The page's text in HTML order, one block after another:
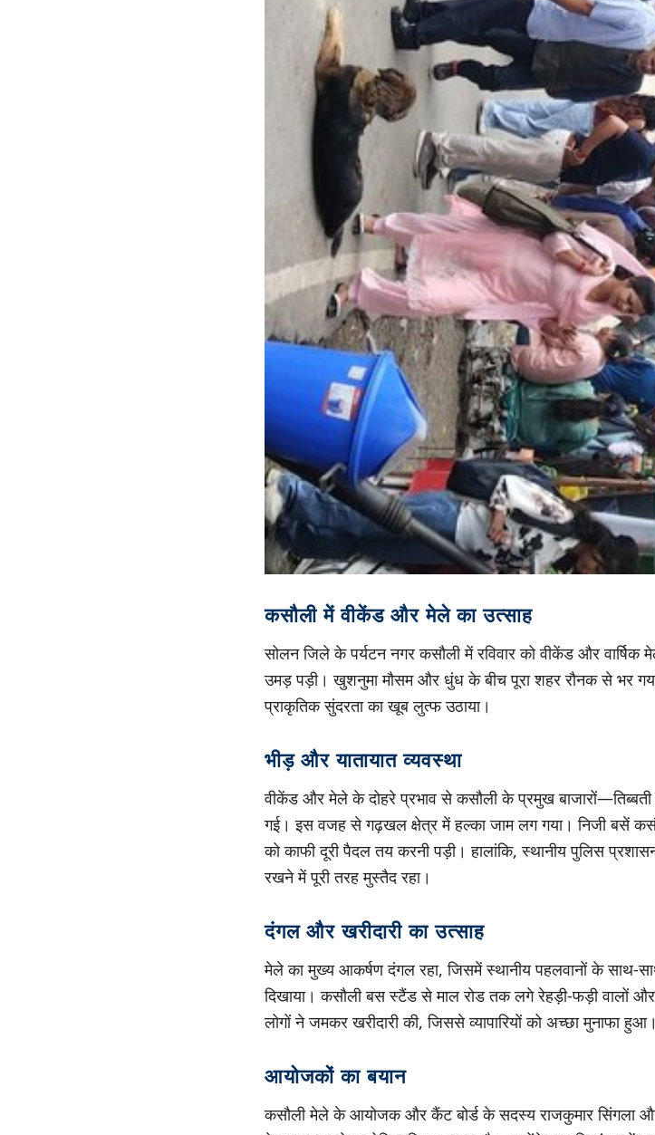
कसौली में वीकेंड और मेले का उत्साह
सोलन जिले के पर्यटन नगर कसौली में रविवार को वीकेंड और वार्षिक
उमड़ पड़ी। खुशनुमा मौसम और धुंध के बीच पूरा शहर रौनक से भर
प्राकृतिक सुंदरता का खूब लुत्फ उठाया।
भीड़ और यातायात व्यवस्था
वीकेंड और मेले के दोहरे प्रभाव से कसौली के प्रमुख
गई। इस वजह से गढ़खल क्षेत्र में हल्का जाम लग गया। निजी बसें
को काफी दूरी पैदल तय करनी पड़ी। हालांकि, स्थानीय पुलिस
रखने में पूरी तरह मुस्तैद रहा।
दंगल और खरीदारी का उत्साह
मेले का मुख्य आकर्षण दंगल रहा, जिसमें स्थानीय पहलवानों के साथ-
दिखाया। कसौली बस स्टैंड से माल रोड तक लगे रेहड़ी-फड़ी वालों और
लोगों ने जमकर खरीदारी की, जिससे व्यापारियों को अच्छा मुनाफा हुआ।
आयोजकों का बयान
कसौली मेले के आयोजक और कैंट बोर्ड के सदस्य राजकुमार सिंगला और